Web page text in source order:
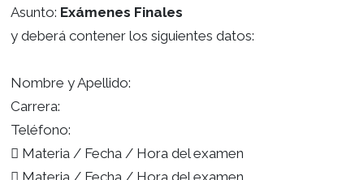
Se recibirán mails de inscripción a mesas hasta
3 de julio.
El mail de inscripción deberá tener en el
y deberá contener los siguientes datos: